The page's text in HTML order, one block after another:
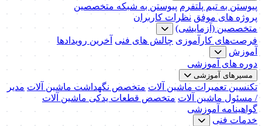
پیوستن به تیم پلتفرم پیوستن به شبکه متخصصین
پروژه های موفق نظرات کاربران
متخصصین (آزمایشی)
فرصت‌های کارآموزی چالش های فنی آخرین رویدادها
آموزش
دوره های آموزشی
مسیرهای آموزشی
تکنسین تعمیرات ماشین آلات متخصص نگهداشت ماشین آلات مدیر
/ مسئول ماشین آلات متخصص قطعات یدکی ماشین آلات
گواهینامه آموزشی
خدمات فنی